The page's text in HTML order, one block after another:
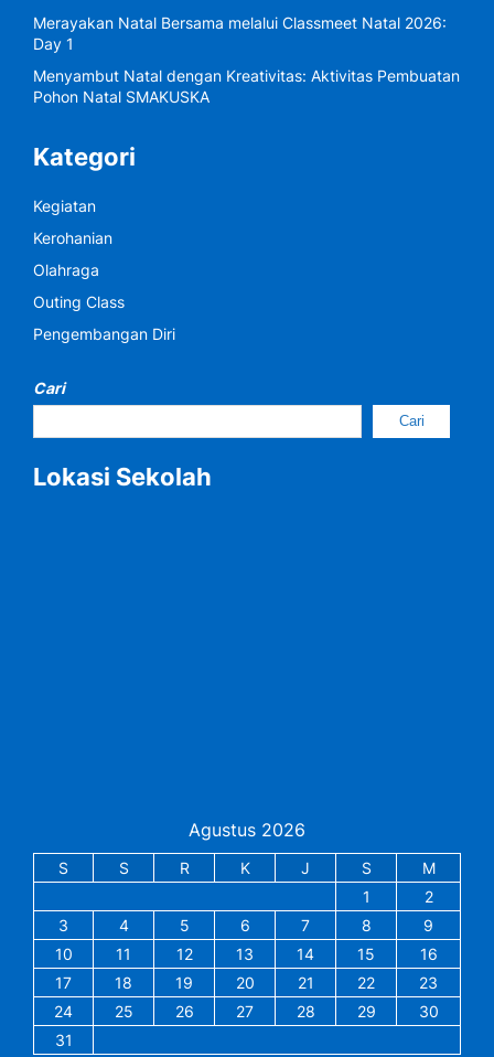
Merayakan Natal Bersama melalui Classmeet Natal 2026:
Day 1
Menyambut Natal dengan Kreativitas: Aktivitas Pembuatan
Pohon Natal SMAKUSKA
Kategori
Kegiatan
Kerohanian
Olahraga
Outing Class
Pengembangan Diri
Cari
Cari
Lokasi Sekolah
Agustus 2026
S S R K J S
M
1
2
3
4 5 6 7 8
9
10
11 12 13 14 15
16
17
18 19 20 21 22
23
24
25 26 27 28 29
30
31